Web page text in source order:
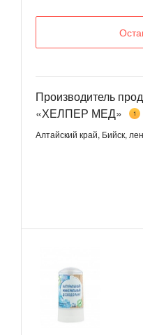
Производитель
«ХЕЛПЕР МЕД»
1
Алтайский край, Бийск,